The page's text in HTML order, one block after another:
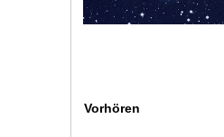
Vorhören